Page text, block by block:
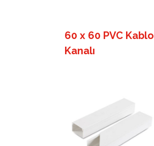
60 x 60 PVC Kablo
Kanalı